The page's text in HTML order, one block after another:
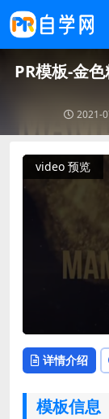
PR模板-金
2021-
video 预览
详情介绍
模板信息